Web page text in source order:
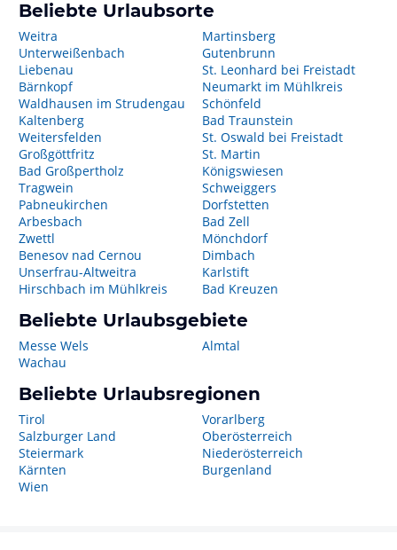
Beliebte Urlaubsorte
Weitra
Unterweißenbach
Liebenau
Bärnkopf
Waldhausen im Strudengau
Kaltenberg
Weitersfelden
Großgöttfritz
Bad Großpertholz
Tragwein
Pabneukirchen
Arbesbach
Zwettl
Benesov nad Cernou
Unserfrau-Altweitra
Hirschbach im Mühlkreis
Martinsberg
Gutenbrunn
St. Leonhard bei Freistadt
Neumarkt im Mühlkreis
Schönfeld
Bad Traunstein
St. Oswald bei Freistadt
St. Martin
Königswiesen
Schweiggers
Dorfstetten
Bad Zell
Mönchdorf
Dimbach
Karlstift
Bad Kreuzen
Beliebte Urlaubsgebiete
Messe Wels
Wachau
Almtal
Beliebte Urlaubsregionen
Tirol
Salzburger Land
Steiermark
Kärnten
Wien
Vorarlberg
Oberösterreich
Niederösterreich
Burgenland